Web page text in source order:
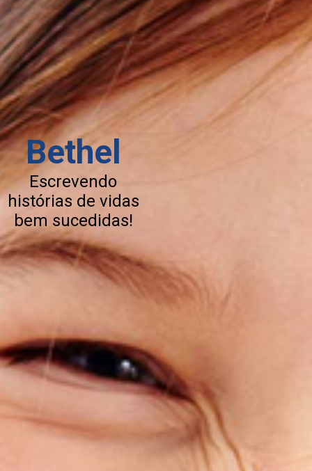
Bethel
Escrevendo
histórias de vidas
bem sucedidas!